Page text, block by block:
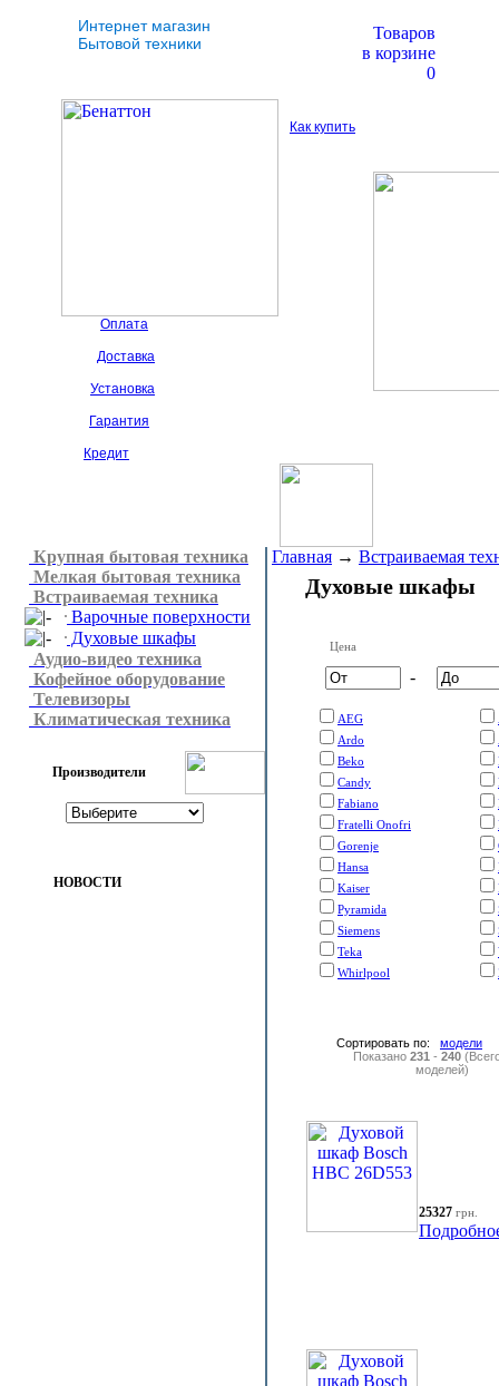
Интернет магазин
Бытовой техники
Товаров
в корзине
0
Как купить
Оплата
Доставка
Установка
Гарантия
Кредит
Крупная бытовая техника
Мелкая бытовая техника
Встраиваемая техника
Варочные поверхности
Духовые шкафы
Аудио-видео техника
Кофейное оборудование
Телевизоры
Климатическая техника
Производители
НОВОСТИ
Главная → Встраиваемая
Духовые шкафы
Цена
-
AEG
Ardo
Beko
Candy
Fabiano
Fratelli Onofri
Gorenje
Hansa
Kaiser
Pyramida
Siemens
Teka
Whirlpool
Сортировать по: модели
Показано 231 - 240
моделей)
25327 грн.